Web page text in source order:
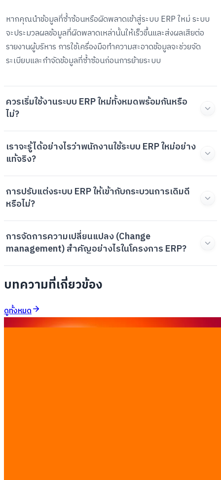
หากคุณนำข้อมูลที่ซ้ำซ้อนหรือผิดพลาดเข้าสู่ระบบ ERP ใหม่ ระบบ
จะประมวลผลข้อมูลที่ผิดพลาดเหล่านั้นให้เร็วขึ้นและส่งผลเสียต่อ
รายงานผู้บริหาร การใช้เครื่องมือทำความสะอาดข้อมูลจะช่วยจัด
ระเบียบและกำจัดข้อมูลที่ซ้ำซ้อนก่อนการย้ายระบบ
ควรเริ่มใช้งานระบบ ERP ใหม่ทั้งหมดพร้อมกันหรือ
ไม่?
เราจะรู้ได้อย่างไรว่าพนักงานใช้ระบบ ERP ใหม่อย่าง
แท้จริง?
การปรับแต่งระบบ ERP ให้เข้ากับกระบวนการเดิมดี
หรือไม่?
การจัดการความเปลี่ยนแปลง (Change
management) สำคัญอย่างไรในโครงการ ERP?
บทความที่เกี่ยวข้อง
ดูทั้งหมด